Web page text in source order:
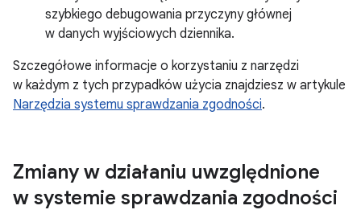
szybkiego debugowania przyczyny głównej
w danych wyjściowych dziennika.
Szczegółowe informacje o korzystaniu z narzędzi
w każdym z tych przypadków użycia znajdziesz w artykule
Narzędzia systemu sprawdzania zgodności.
Zmiany w działaniu uwzględnione
w systemie sprawdzania zgodności